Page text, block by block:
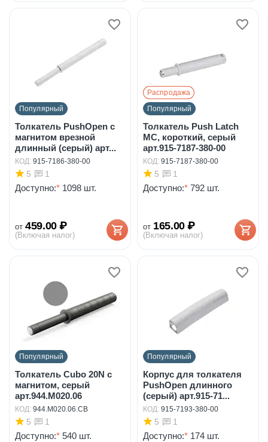
Популярный
Толкатель PushOpen с
магнитом врезной
длинный (серый) арт...
КОД: 915-7186-380-00
5 1
Доступно:* 1098 шт.
от 459.00 ₽
(Включая налог)
Распродажа
Популярный
Толкатель Push Latch
MC, короткий, серый
арт.915-7187-380-00
КОД: 915-7187-380-00
5 1
Доступно:* 792 шт.
от 165.00 ₽
(Включая налог)
Популярный
Толкатель Cubo 20N с
магнитом, серый
арт.944.M020.06
КОД: 944.M020.06.CB
5 1
Доступно:* 540 шт.
Популярный
Корпус для толкателя
PushOpen длинного
(серый) арт.915-71...
КОД: 915-7193-380-00
5 1
Доступно:* 174 шт.